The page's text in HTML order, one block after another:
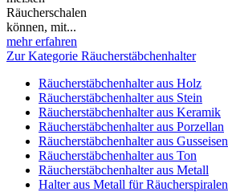
Räucherschalen
können, mit...
mehr erfahren
Zur Kategorie Räucherstäbchenhalter
Räucherstäbchenhalter aus Holz
Räucherstäbchenhalter aus Stein
Räucherstäbchenhalter aus Keramik
Räucherstäbchenhalter aus Porzellan
Räucherstäbchenhalter aus Gusseisen
Räucherstäbchenhalter aus Ton
Räucherstäbchenhalter aus Metall
Halter aus Metall für Räucherspiralen